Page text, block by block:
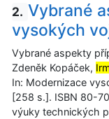
2. Vybrané
vysokých
Vybrané aspekty
Zdeněk Kopáček,
In: Modernizace
[258 s.]. ISBN 80-
výuky technických